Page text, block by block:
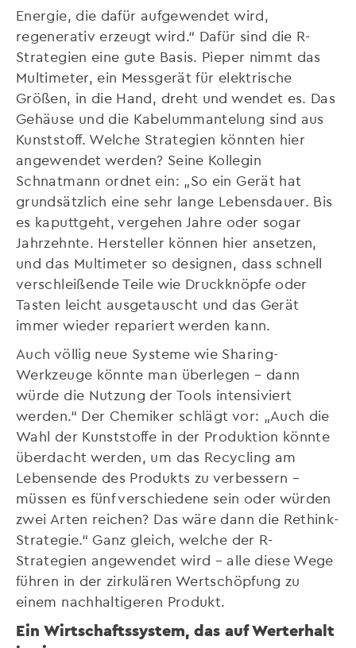
Energie, die dafür aufgewendet wird,
regenerativ erzeugt wird.“ Dafür sind die R-
Strategien eine gute Basis. Pieper nimmt das
Multimeter, ein Messgerät für elektrische
Größen, in die Hand, dreht und wendet es. Das
Gehäuse und die Kabelummantelung sind aus
Kunststoff. Welche Strategien könnten hier
angewendet werden? Seine Kollegin
Schnatmann ordnet ein: „So ein Gerät hat
grundsätzlich eine sehr lange Lebensdauer. Bis
es kaputtgeht, vergehen Jahre oder sogar
Jahrzehnte. Hersteller können hier ansetzen,
und das Multimeter so designen, dass schnell
verschleißende Teile wie Druckknöpfe oder
Tasten leicht ausgetauscht und das Gerät
immer wieder repariert werden kann.
Auch völlig neue Systeme wie Sharing-
Werkzeuge könnte man überlegen – dann
würde die Nutzung der Tools intensiviert
werden.“ Der Chemiker schlägt vor: „Auch die
Wahl der Kunststoffe in der Produktion könnte
überdacht werden, um das Recycling am
Lebensende des Produkts zu verbessern –
müssen es fünf verschiedene sein oder würden
zwei Arten reichen? Das wäre dann die Rethink-
Strategie.“ Ganz gleich, welche der R-
Strategien angewendet wird – alle diese Wege
führen in der zirkulären Wertschöpfung zu
einem nachhaltigeren Produkt.
Ein Wirtschaftssystem, das auf Werterhalt